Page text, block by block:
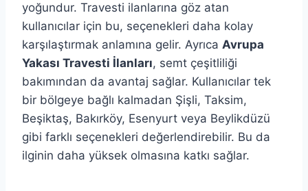
yoğundur. Travesti ilanlarına göz atan
kullanıcılar için bu, seçenekleri daha kolay
karşılaştırmak anlamına gelir. Ayrıca Avrupa
Yakası Travesti İlanları, semt çeşitliliği
bakımından da avantaj sağlar. Kullanıcılar tek
bir bölgeye bağlı kalmadan Şişli, Taksim,
Beşiktaş, Bakırköy, Esenyurt veya Beylikdüzü
gibi farklı seçenekleri değerlendirebilir. Bu da
ilginin daha yüksek olmasına katkı sağlar.